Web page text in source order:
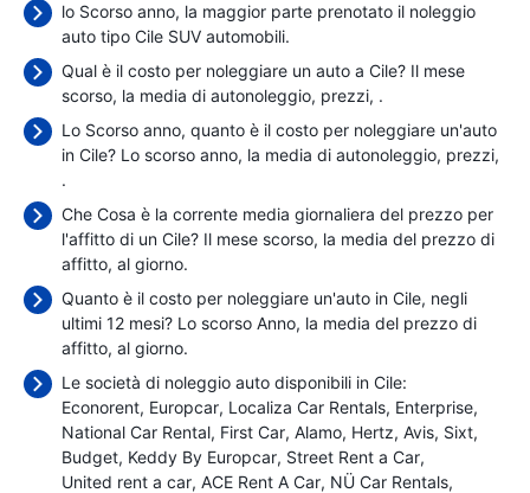
lo Scorso anno, la maggior parte prenotato il noleggio
auto tipo Cile SUV automobili.
Qual è il costo per noleggiare un auto a Cile? Il mese
scorso, la media di autonoleggio, prezzi, .
Lo Scorso anno, quanto è il costo per noleggiare un'auto
in Cile? Lo scorso anno, la media di autonoleggio, prezzi,
.
Che Cosa è la corrente media giornaliera del prezzo per
l'affitto di un Cile? Il mese scorso, la media del prezzo di
affitto, al giorno.
Quanto è il costo per noleggiare un'auto in Cile, negli
ultimi 12 mesi? Lo scorso Anno, la media del prezzo di
affitto, al giorno.
Le società di noleggio auto disponibili in Cile:
Econorent Europcar Localiza Car Rentals Enterprise
National Car Rental First Car Alamo Hertz Avis Sixt
Budget Keddy By Europcar Street Rent a Car
United rent a car ACE Rent A Car NÜ Car Rentals